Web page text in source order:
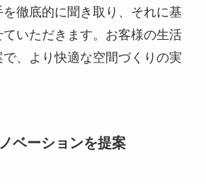
徹底的に聞き取り、それに基
いただきます。お客様の生活
、より快適な空間づくりの実
ベーションを提案